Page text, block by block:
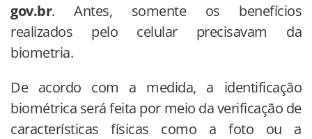
gov.br. Antes, somente os benefícios
realizados pelo celular precisavam da
biometria.
De acordo com a medida, a identificação
biométrica será feita por meio da verificação de
características físicas como a foto ou a